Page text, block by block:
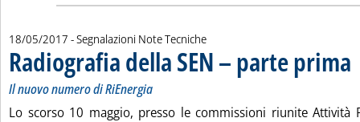
18/05/2017 - Segnalazioni Note Tecniche
Radiografia della SEN – parte prima
Il nuovo numero di RiEnergia
Lo scorso 10 maggio, presso le commissioni riunite Attività